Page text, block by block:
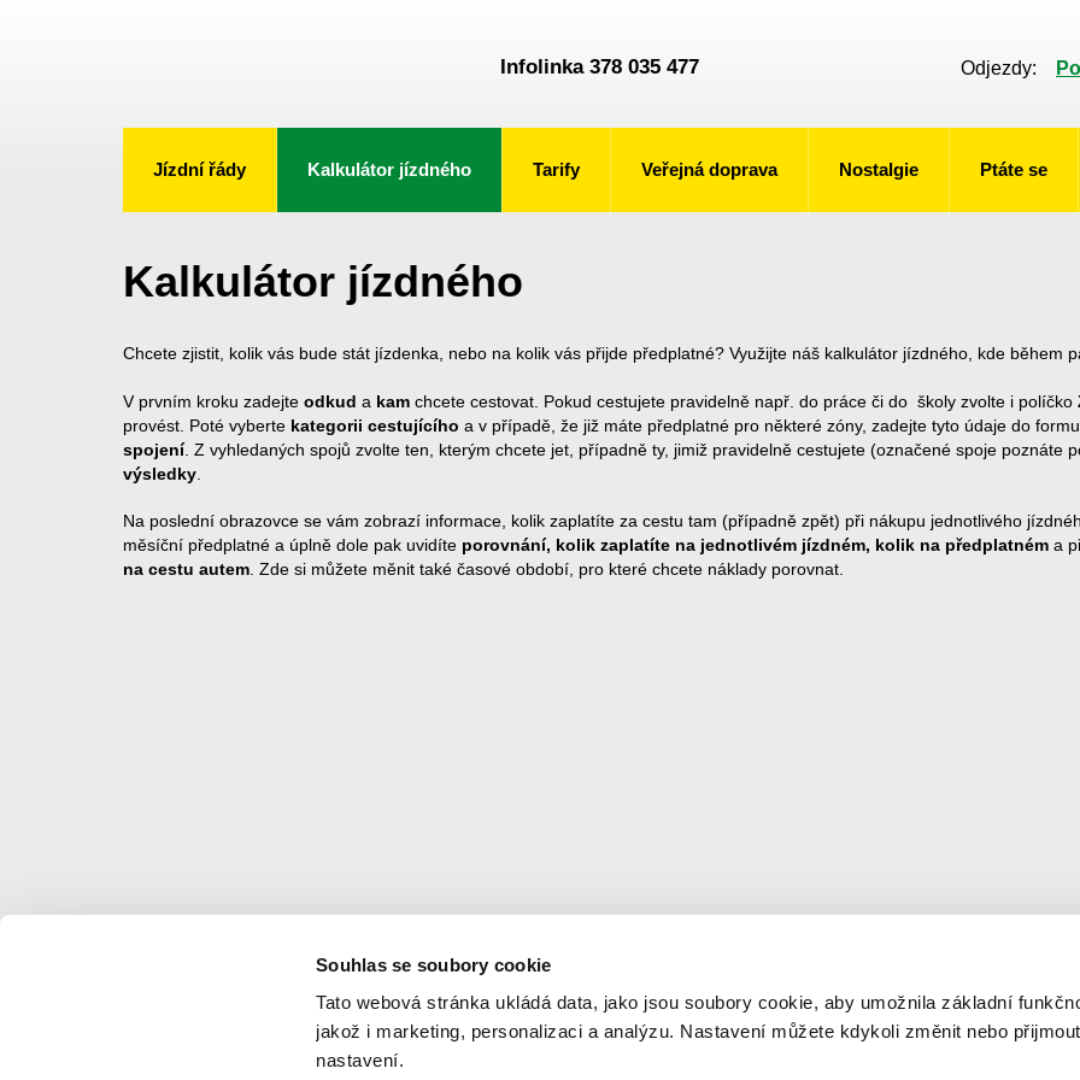
Souhlas se soubory cookie
Tato webová stránka ukládá data, jako jsou soubory cookie, aby umožnila základní
jakož i marketing, personalizaci a analýzu. Nastavení můžete kdykoli změnit nebo
nastavení.
Infolinka 378 035 477 Odjezdy:
Jízdní řády Kalkulátor jízdného Tarify Veřejná doprava Nostalgie Ptáte se
Kalkulátor jízdného
Chcete zjistit, kolik vás bude stát jízdenka, nebo na kolik vás přijde předplatné? Využijte náš kalkulátor jízdného, kde během
V prvním kroku zadejte odkud a kam chcete cestovat. Pokud cestujete pravidelně např. do práce či do školy zvolte i políčko
provést. Poté vyberte kategorii cestujícího a v případě, že již máte předplatné pro některé zóny, zadejte tyto údaje do
spojení. Z vyhledaných spojů zvolte ten, kterým chcete jet, případně ty, jimiž pravidelně cestujete (označené spoje poznáte
výsledky
Na poslední obrazovce se vám zobrazí informace, kolik zaplatíte za cestu tam (případně zpět) při nákupu jednotlivého
měsíční předplatné a úplně dole pak uvidíte porovnání, kolik zaplatíte na jednotlivém jízdném, kolik na předplatném a
na cestu autem . Zde si můžete měnit také časové období, pro které chcete náklady porovnat.
Ke stažení
Napište nám
Newsletter
Aktuální informace na váš e-mail
©